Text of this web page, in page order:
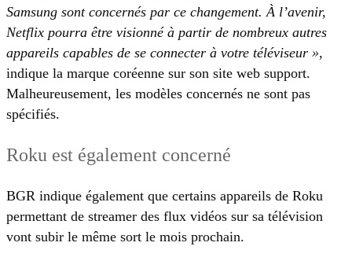
Samsung sont concernés par ce changement. À l’avenir,
Netflix pourra être visionné à partir de nombreux autres
appareils capables de se connecter à votre téléviseur »,
indique la marque coréenne sur son site web support.
Malheureusement, les modèles concernés ne sont pas
spécifiés.
Roku est également concerné
BGR indique également que certains appareils de Roku
permettant de streamer des flux vidéos sur sa télévision
vont subir le même sort le mois prochain.